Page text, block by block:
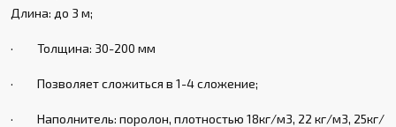
Длина: до 3 м;
· Толщина: 30-200 мм
· Позволяет сложиться в 1-4 сложение;
· Наполнитель: поролон, плотностью 18кг/м3, 22 кг/м3, 25кг/